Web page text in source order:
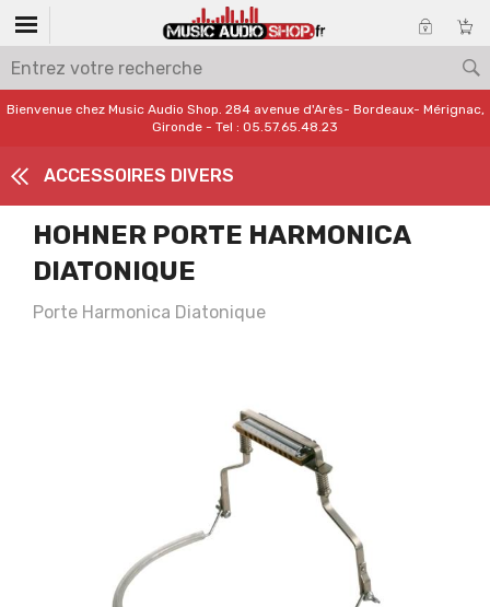
Bienvenue chez Music Audio Shop. 284 avenue d'Arès- Bordeaux- Mérignac,
Gironde - Tel : 05.57.65.48.23
ACCESSOIRES DIVERS
HOHNER PORTE HARMONICA
DIATONIQUE
Porte Harmonica Diatonique